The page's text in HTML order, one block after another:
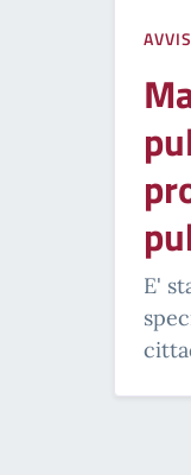
E'